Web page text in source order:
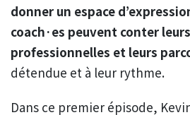
donner un espace
coach·es peuvent conter
professionnelles et leurs
détendue et à leur rythme.
Dans ce premier épisode,